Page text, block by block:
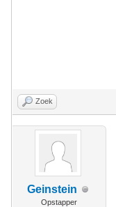
Zoek
Geinstein
Opstapper